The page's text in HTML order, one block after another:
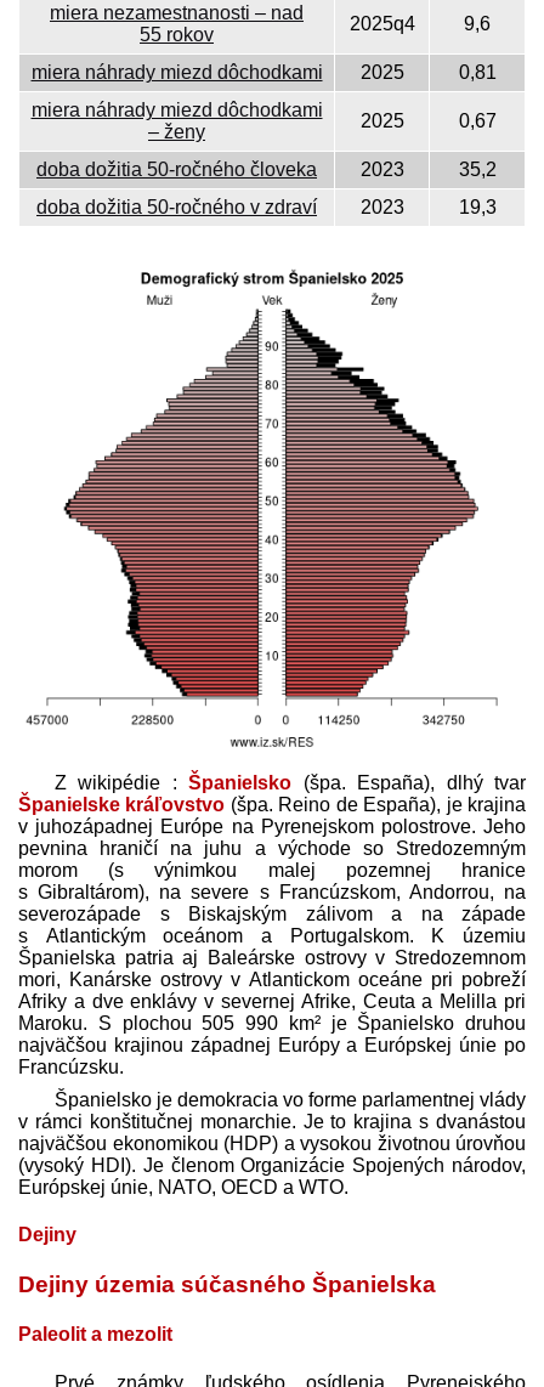
miera nezamestnanosti – nad
55 rokov
2025q4 9,6
miera náhrady miezd dôchodkami 2025
0,81
miera náhrady miezd dôchodkami
– ženy
2025 0,67
doba dožitia 50‐ročného človeka 2023
35,2
doba dožitia 50‐ročného v zdraví
2023 19,3
Z wikipédie :Španielsko (špa. España), dlhý tvar
Španielske kráľovstvo (špa. Reino de España), je krajina
v juhozápadnej Európe na Pyrenejskom polostrove. Jeho
pevnina hraničí na juhu a východe so Stredozemným
morom (s výnimkou malej pozemnej hranice
s Gibraltárom), na severe s Francúzskom, Andorrou, na
severozápade s Biskajským zálivom a na západe
s Atlantickým oceánom a Portugalskom. K územiu
Španielska patria aj Baleárske ostrovy v Stredozemnom
mori, Kanárske ostrovy v Atlantickom oceáne pri pobreží
Afriky a dve enklávy v severnej Afrike, Ceuta a Melilla pri
Maroku. S plochou 505 990 km² je Španielsko druhou
najväčšou krajinou západnej Európy a Európskej únie po
Francúzsku.
Španielsko je demokracia vo forme parlamentnej vlády
v rámci konštitučnej monarchie. Je to krajina s dvanástou
najväčšou ekonomikou (HDP) a vysokou životnou úrovňou
(vysoký HDI). Je členom Organizácie Spojených národov,
Európskej únie, NATO, OECD a WTO.
Dejiny
Dejiny územia súčasného Španielska
Paleolit a mezolit
Prvé známky ľudského osídlenia Pyrenejského